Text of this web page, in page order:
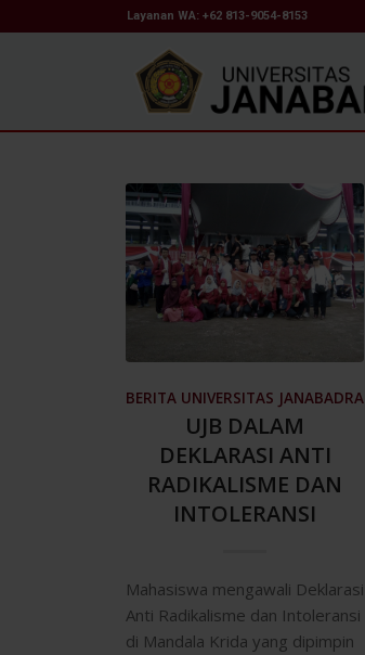
Layanan WA: +62 813-9054-8153
BERITA UNIVERSITAS JANABADRA
UJB DALAM
DEKLARASI ANTI
RADIKALISME DAN
INTOLERANSI
Mahasiswa mengawali Deklarasi
Anti Radikalisme dan Intoleransi
di Mandala Krida yang dipimpin